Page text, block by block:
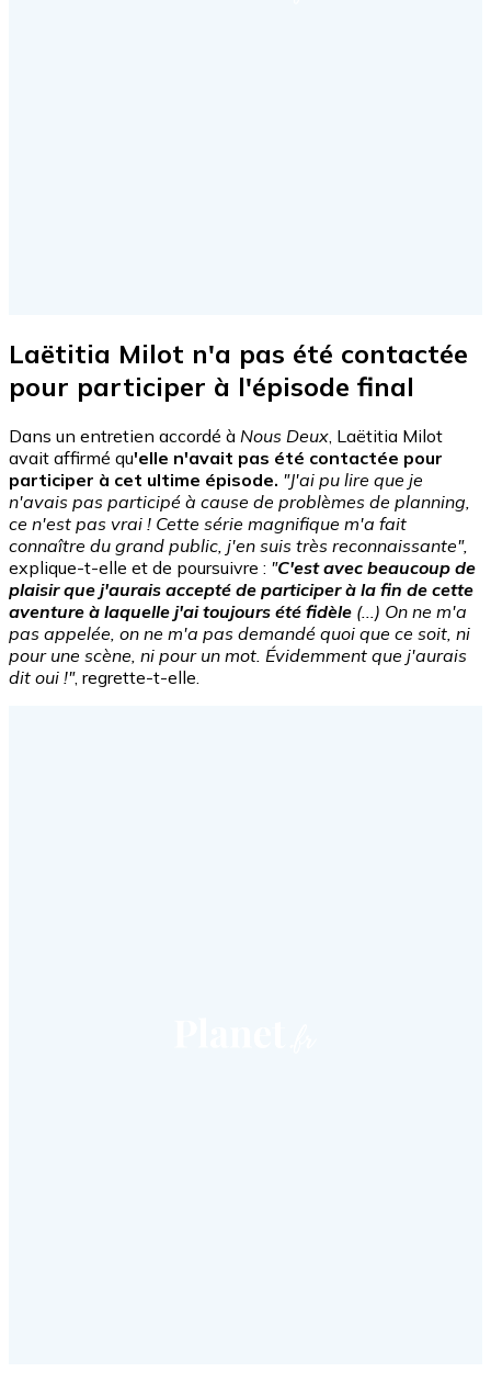
Laëtitia Milot n'a pas été contactée
pour participer à l'épisode final
Dans un entretien accordé à Nous Deux Laëtitia Milot
avait affirmé qu'elle n'avait pas été contactée pour
participer à cet ultime épisode. "J'ai pu lire que je
n'avais pas participé à cause de problèmes de planning,
ce n'est pas vrai ! Cette série magnifique m'a fait
connaître du grand public, j'en suis très reconnaissante",
explique-t-elle et de poursuivre : "C'est avec beaucoup de
plaisir que j'aurais accepté de participer à la fin de cette
aventure à laquelle j'ai toujours été fidèle (...) On ne m'a
pas appelée, on ne m'a pas demandé quoi que ce soit, ni
pour une scène, ni pour un mot. Évidemment que j'aurais
dit oui !", regrette-t-elle.